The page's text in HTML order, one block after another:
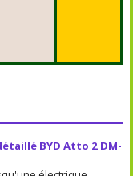
BYD Atto 2 DM-